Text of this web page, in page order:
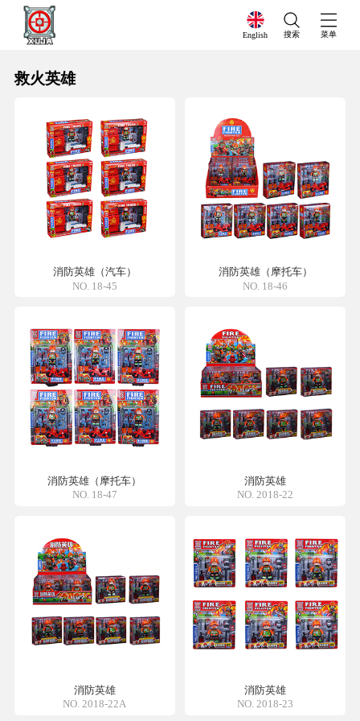
English 搜索 菜单
救火英雄
消防英雄（汽车）
NO. 18-45
消防英雄（摩托车）
NO. 18-46
消防英雄（摩托车）
NO. 18-47
消防英雄
NO. 2018-22
消防英雄
NO. 2018-22A
消防英雄
NO. 2018-23